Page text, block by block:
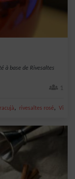
à base de Rivesaltes
1
, rivesaltes rosé, Vin